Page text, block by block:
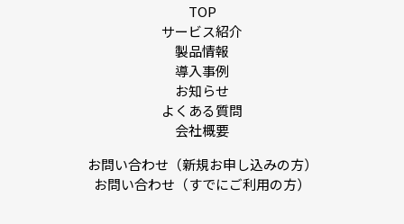
TOP
サービス紹介
製品情報
導入事例
お知らせ
よくある質問
会社概要
お問い合わせ（新規お申し込みの方）
お問い合わせ（すでにご利用の方）